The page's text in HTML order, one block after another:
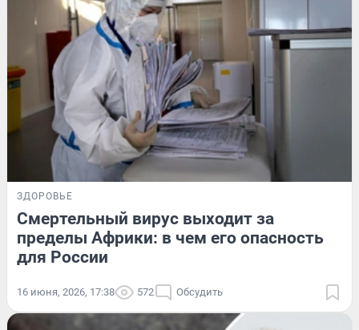
ЗДОРОВЬЕ
Смертельный вирус выходит за
пределы Африки: в чем его опасность
для России
16 июня, 2026, 17:38 572 Обсудить